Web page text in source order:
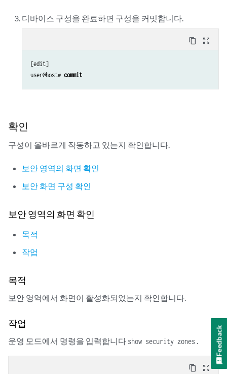
디바이스 구성을 완료하면 구성을 커밋합니다.
content_copy zoom_out_map
[edit]
user@host# commit
확인
구성이 올바르게 작동하고 있는지 확인합니다.
보안 영역의 화면 확인
보안 화면 구성 확인
보안 영역의 화면 확인
목적
작업
목적
보안 영역에서 화면이 활성화되었는지 확인합니다.
작업
운영 모드에서 명령을 입력합니다 show security zones
content_copy zoom_out_map
Feedback